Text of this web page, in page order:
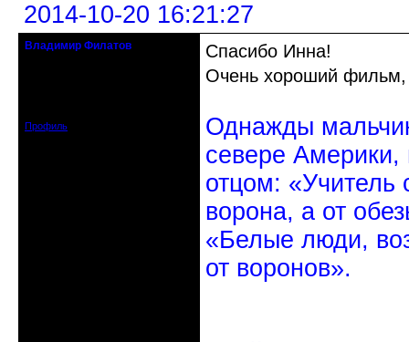
2014-10-20 16:21:27
Владимир Филатов
Профиль
Спасибо Инна!
Очень хороший фильм,
Однажды
севере
отцом: «Учитель
ворона, а от
«Белые люди,
от воронов».